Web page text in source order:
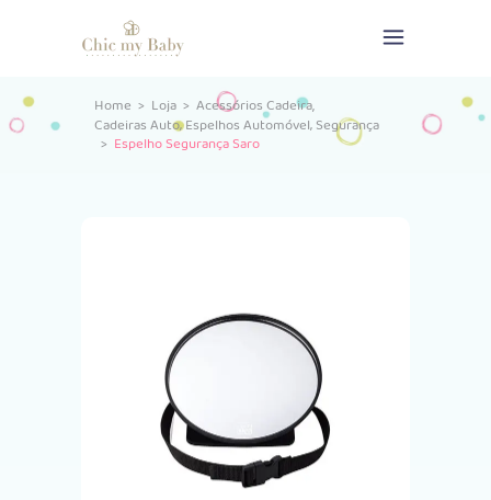
Home > Loja > Acessórios Cadeira,
Cadeiras Auto,Espelhos Automóvel,Segurança
> Espelho Segurança Saro